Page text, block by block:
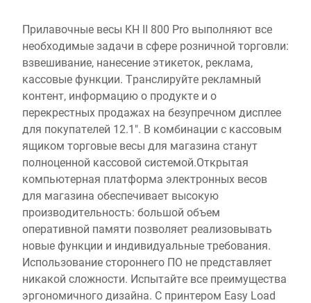
Прилавочные весы KH II 800 Pro выполняют все
необходимые задачи в сфере розничной торговли:
взвешивание, нанесение этикеток, реклама,
кассовые функции. Транслируйте рекламный
контент, информацию о продукте и о
перекрестных продажах на безупречном дисплее
для покупателей 12.1". В комбинации с кассовым
ящиком торговые весы для магазина станут
полноценной кассовой системой.Открытая
компьютерная платформа электронных весов
для магазина обеспечивает высокую
производительность: большой объем
оперативной памяти позволяет реализовывать
новые функции и индивидуальные требования.
Использование стороннего ПО не представляет
никакой сложности. Испытайте все преимущества
эргономичного дизайна. С принтером Easy Load